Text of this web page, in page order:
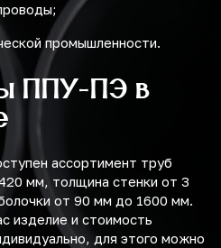
промышленности.
ППУ-ПЭ в
ассортимент труб
мм, толщина стенки от 3
от 90 мм до 1600 мм.
изделие и стоимость
для этого можно